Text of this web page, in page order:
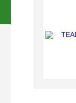
环保农业领域